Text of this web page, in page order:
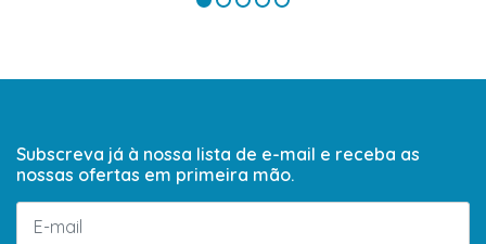
Subscreva já à nossa lista de e-mail e receba as
nossas ofertas em primeira mão.